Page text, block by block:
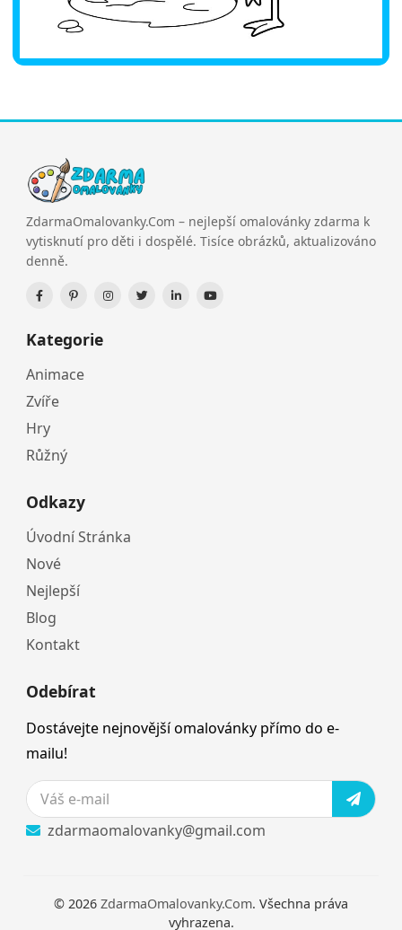
ZdarmaOmalovanky.Com – nejlepší omalovánky zdarma k
vytisknutí pro děti i dospělé. Tisíce obrázků, aktualizováno
denně.
Kategorie
Animace
Zvíře
Hry
Růžný
Odkazy
Úvodní Stránka
Nové
Nejlepší
Blog
Kontakt
Odebírat
Dostávejte nejnovější omalovánky přímo do e-
mailu!
zdarmaomalovanky@gmail.com
© 2026 ZdarmaOmalovanky.Com. Všechna práva
vyhrazena.